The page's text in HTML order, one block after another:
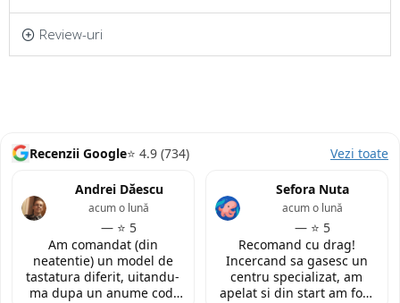
Review-uri
Recenzii Google⭐ 4.9 (734) Vezi toate
Andrei Dăescu
— ⭐ 5
acum o lună
Am comandat (din
neatentie) un model de
tastatura diferit, uitandu-
ma dupa un anume cod.
Sefora Nuta
— ⭐ 5
acum o lună
Recomand cu drag!
Incercand sa gasesc un
centru specializat, am
apelat si din start am fost